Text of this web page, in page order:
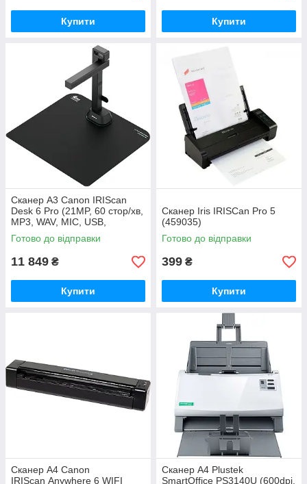
Купити Купити
Сканер A3 Canon IRIScan
Desk 6 Pro (21MP, 60 стор/хв,
MP3, WAV, MIC, USB,
книжковий, чорний) (462006)
Готово до відправки
11 849 ₴
Купити
Сканер Iris IRISCan Pro 5
(459035)
Готово до відправки
399 ₴
Купити
Сканер A4 Canon
IRIScan Anywhere 6 WIFI
Сканер А4 Plustek
SmartOffice PS3140U (600dpi,